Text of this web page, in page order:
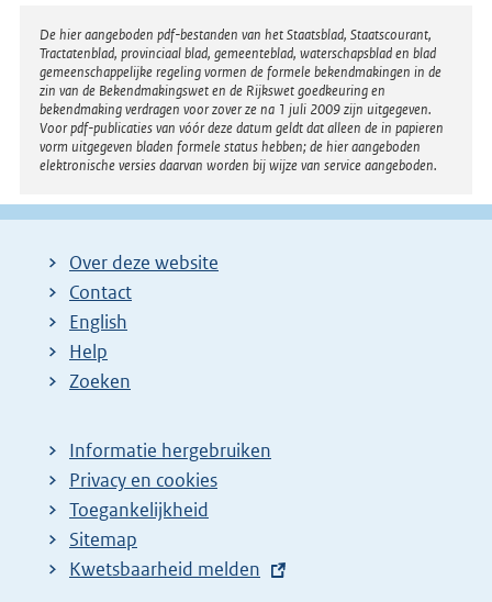
Disclaimer
De hier aangeboden pdf-bestanden van het Staatsblad, Staatscourant,
Tractatenblad, provinciaal blad, gemeenteblad, waterschapsblad en blad
gemeenschappelijke regeling vormen de formele bekendmakingen in de
zin van de Bekendmakingswet en de Rijkswet goedkeuring en
bekendmaking verdragen voor zover ze na 1 juli 2009 zijn uitgegeven.
Voor pdf-publicaties van vóór deze datum geldt dat alleen de in papieren
vorm uitgegeven bladen formele status hebben; de hier aangeboden
elektronische versies daarvan worden bij wijze van service aangeboden.
Over deze website
Contact
English
Help
Zoeken
Informatie hergebruiken
Privacy en cookies
Toegankelijkheid
Sitemap
E
Kwetsbaarheid melden